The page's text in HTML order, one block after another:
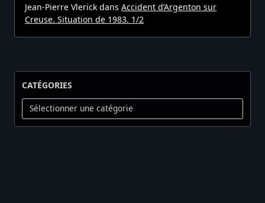
Jean-Pierre Vlerick dans Accident d’Argenton sur
Creuse. Situation de 1983. 1/2
Catégories